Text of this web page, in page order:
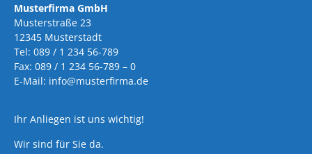
Musterfirma GmbH
Musterstraße 23
12345 Musterstadt
Tel: 089 / 1 234 56-789
Fax: 089 / 1 234 56-789 – 0
E-Mail: info@musterfirma.de
Ihr Anliegen ist uns wichtig!
Wir sind für Sie da.